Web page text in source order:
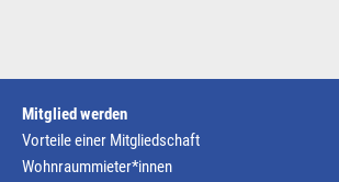
Mitglied werden
Vorteile einer Mitgliedschaft
Wohnraummieter*innen